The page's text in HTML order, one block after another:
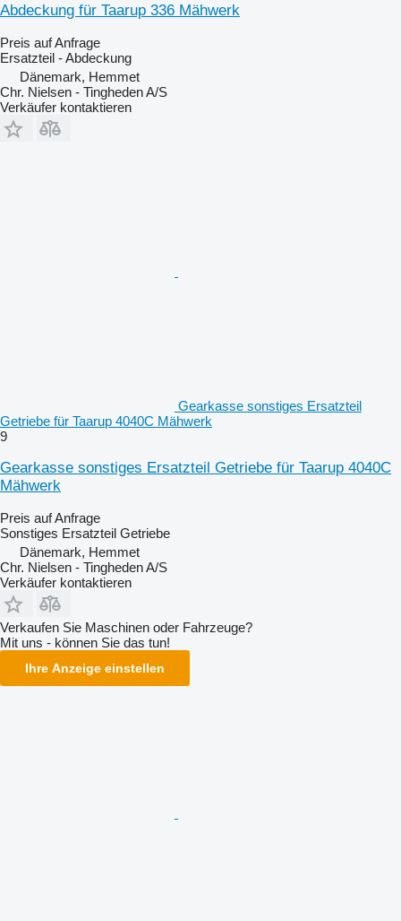
Abdeckung für Taarup 336 Mähwerk
Preis auf Anfrage
Ersatzteil - Abdeckung
Dänemark, Hemmet
Chr. Nielsen - Tingheden A/S
Verkäufer kontaktieren
Gearkasse sonstiges Ersatzteil
Getriebe für Taarup 4040C Mähwerk
9
Gearkasse sonstiges Ersatzteil Getriebe für Taarup 4040C
Mähwerk
Preis auf Anfrage
Sonstiges Ersatzteil Getriebe
Dänemark, Hemmet
Chr. Nielsen - Tingheden A/S
Verkäufer kontaktieren
Verkaufen Sie Maschinen oder Fahrzeuge?
Mit uns - können Sie das tun!
Ihre Anzeige einstellen